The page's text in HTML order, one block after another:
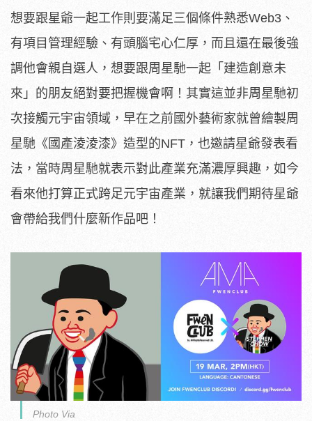
想要跟星爺一起工作則要滿足三個條件熟悉Web3、
有項目管理經驗、有頭腦宅心仁厚，而且還在最後強
調他會親自選人，想要跟周星馳一起「建造創意未
來」的朋友絕對要把握機會啊！其實這並非周星馳初
次接觸元宇宙領域，早在之前國外藝術家就曾繪製周
星馳《國產淩淩漆》造型的NFT，也邀請星爺發表看
法，當時周星馳就表示對此產業充滿濃厚興趣，如今
看來他打算正式跨足元宇宙產業，就讓我們期待星爺
會帶給我們什麼新作品吧！
Photo Via